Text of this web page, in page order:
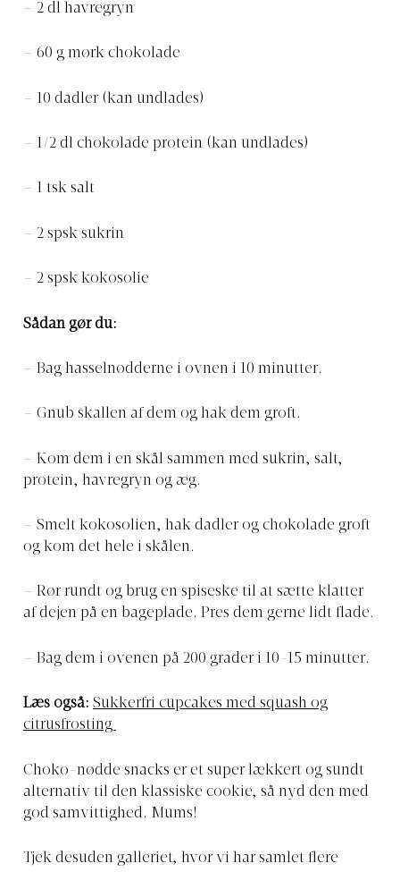
– 2 dl havregryn
– 60 g mørk chokolade
– 10 dadler (kan undlades)
– 1/2 dl chokolade protein (kan undlades)
– 1 tsk salt
– 2 spsk sukrin
– 2 spsk kokosolie
Sådan gør du:
– Bag hasselnødderne i ovnen i 10 minutter.
– Gnub skallen af dem og hak dem groft.
– Kom dem i en skål sammen med sukrin, salt,
protein, havregryn og æg.
– Smelt kokosolien, hak dadler og chokolade groft
og kom det hele i skålen.
– Rør rundt og brug en spiseske til at sætte klatter
af dejen på en bageplade. Pres dem gerne lidt flade.
– Bag dem i ovenen på 200 grader i 10-15 minutter.
Læs også: Sukkerfri cupcakes med squash og
citrusfrosting
Choko-nødde snacks er et super lækkert og sundt
alternativ til den klassiske cookie, så nyd den med
god samvittighed. Mums!
Tjek desuden galleriet, hvor vi har samlet flere